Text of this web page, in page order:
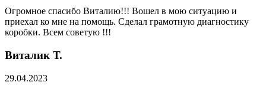
Огромное спасибо Виталию!!! Вошел в мою ситуацию и
приехал ко мне на помощь. Сделал грамотную диагностику
коробки. Всем советую !!!
Виталик Т.
29.04.2023